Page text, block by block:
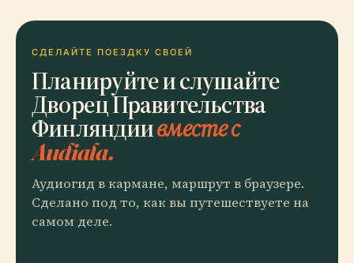
СДЕЛАЙТЕ ПОЕЗДКУ СВОЕЙ
Планируйте и слушайте
Дворец Правительства
Финляндиивместе с
Audiala.
Аудиогид в кармане, маршрут в браузере.
Сделано под то, как вы путешествуете на
самом деле.